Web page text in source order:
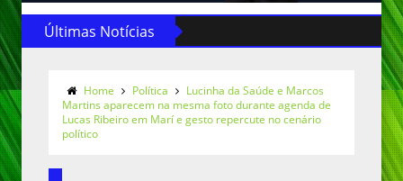
Últimas Notícias
Home Política
Lucinha da Saúde e Marcos
Martins aparecem na mesma foto durante agenda de
Lucas Ribeiro em Marí e gesto repercute no cenário
político